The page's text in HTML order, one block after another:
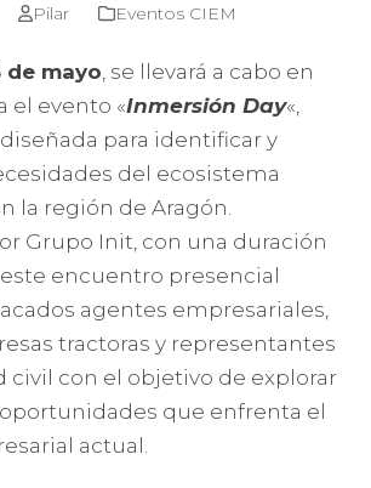
Pilar Eventos CIEM
de mayo , se llevará a cabo en
el evento «Inmersión Day«,
para identificar y
del ecosistema
la región de Aragón.
Grupo Init, con una duración
encuentro presencial
agentes empresariales,
tractoras y representantes
civil con el objetivo de explorar
oportunidades que enfrenta el
actual.